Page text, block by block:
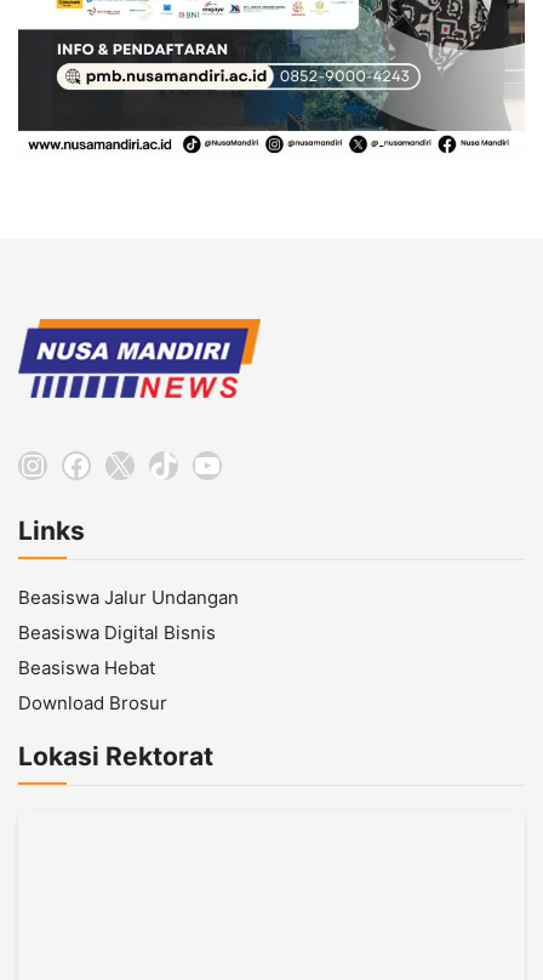
Instagram
Facebook
X TikTokYouTube
Links
Beasiswa Jalur Undangan
Beasiswa Digital Bisnis
Beasiswa Hebat
Download Brosur
Lokasi Rektorat